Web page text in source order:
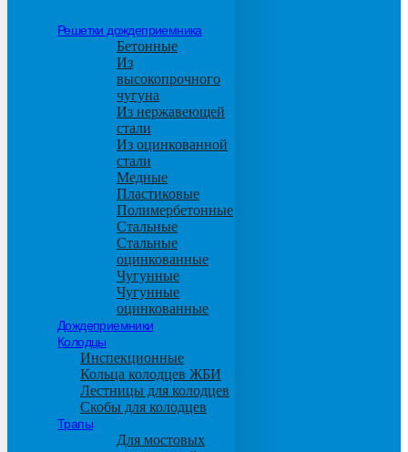
Решетки дождеприемника
Бетонные
Из
высокопрочного
чугуна
Из нержавеющей
стали
Из оцинкованной
стали
Медные
Пластиковые
Полимербетонные
Стальные
Стальные
оцинкованные
Чугунные
Чугунные
оцинкованные
Дождеприемники
Колодцы
Инспекционные
Кольца колодцев ЖБИ
Лестницы для колодцев
Скобы для колодцев
Трапы
Для мостовых